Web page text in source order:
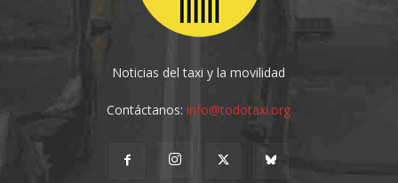
Noticias del taxi y la movilidad
Contáctanos:info@todotaxi.org